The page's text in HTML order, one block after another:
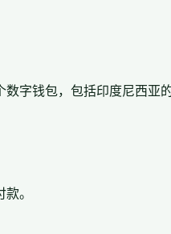
字钱包，包括印度尼西亚
。